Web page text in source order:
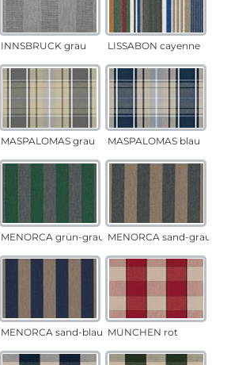
INNSBRUCK grau LISSABON cayenne
MASPALOMAS grau MASPALOMAS blau
MENORCA grün-grau MENORCA sand-grau
MENORCA sand-blau MÜNCHEN rot